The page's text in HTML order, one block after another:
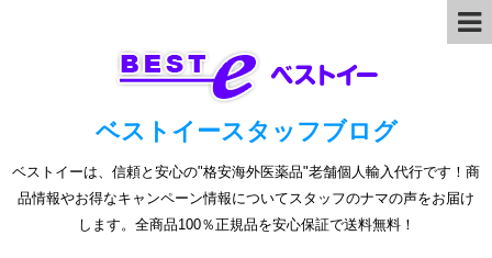
ベストイースタッフブログ
ベストイーは、信頼と安心の"格安海外医薬品"老舗個人輸入代行です！商
品情報やお得なキャンペーン情報についてスタッフのナマの声をお届け
します。全商品100％正規品を安心保証で送料無料！